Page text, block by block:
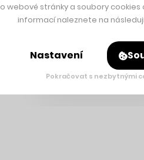
webové stránky a soubory cookies
informací naleznete na
Nastavení
Pokračovat s nezbytnými